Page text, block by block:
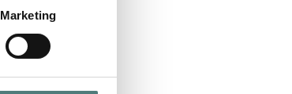
Marketing